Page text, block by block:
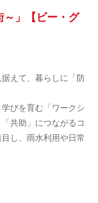
～」【ビー・グ
えて、暮らしに「防
びを育む「ワークシ
共助」につながるコ
し、雨水利用や日常